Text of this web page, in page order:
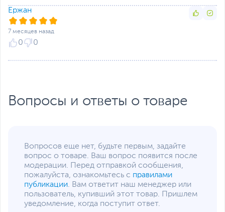
Ержан
7 месяцев назад
0 0
Вопросы и ответы о товаре
Вопросов еще нет, будьте первым, задайте
вопрос о товаре. Ваш вопрос появится после
модерации. Перед отправкой сообщения,
пожалуйста, ознакомьтесь с правилами
публикации. Вам ответит наш менеджер или
пользователь, купивший этот товар. Пришлем
уведомление, когда поступит ответ.